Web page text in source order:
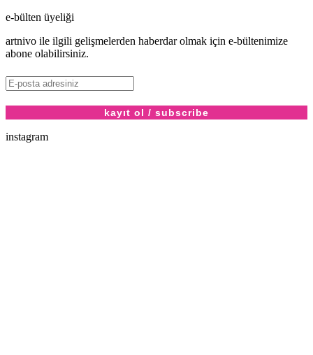
e-bülten üyeliği
artnivo ile ilgili gelişmelerden haberdar olmak için e-bültenimize
abone olabilirsiniz.
instagram